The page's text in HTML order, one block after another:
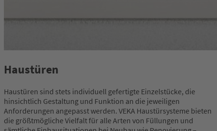
Haustüren
Haustüren sind stets individuell gefertigte Einzelstücke, die
hinsichtlich Gestaltung und Funktion an die jeweiligen
Anforderungen angepasst werden. VEKA Haustürsysteme bieten
die größtmögliche Vielfalt für alle Arten von Füllungen und